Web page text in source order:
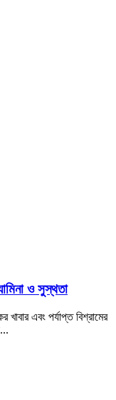
ও সুস্থতা
এবং পর্যাপ্ত বিশ্রামের